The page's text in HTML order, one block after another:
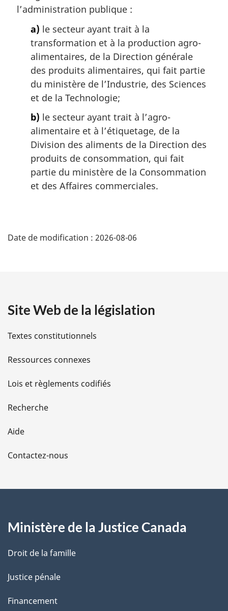
la
Consommation
des
Affaires
commerciales
de
Consommation
et
des
Affaires
commerciales
la
Consommation
et
des
Affaires
commerciales
l’administration publique :
a) le secteur ayant trait à la
transformation et à la production agro-
alimentaires, de la Direction générale
des produits alimentaires, qui fait partie
du ministère de l’Industrie, des Sciences
et de la Technologie;
b) le secteur ayant trait à l’agro-
alimentaire et à l’étiquetage, de la
Division des aliments de la Direction des
produits de consommation, qui fait
partie du ministère de la Consommation
et des Affaires commerciales.
é
i
l
s
d
e
l
a
e
Date de modification : 2026-08-06
Site Web de la législation
Textes constitutionnels
Ressources connexes
Lois et règlements codifiés
Recherche
Aide
Contactez-nous
Ministère de la Justice Canada
Droit de la famille
Justice pénale
Financement